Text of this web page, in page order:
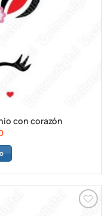
con corazón
El
precio
actual
$ 1.00.